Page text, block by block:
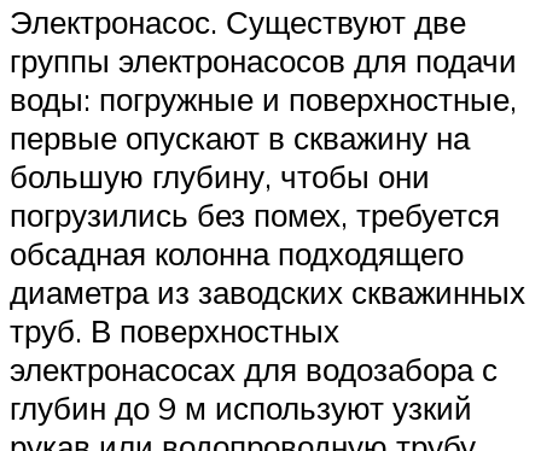
Электронасос. Существуют две
группы электронасосов для подачи
воды: погружные и поверхностные,
первые опускают в скважину на
большую глубину, чтобы они
погрузились без помех, требуется
обсадная колонна подходящего
диаметра из заводских скважинных
труб. В поверхностных
электронасосах для водозабора с
глубин до 9 м используют узкий